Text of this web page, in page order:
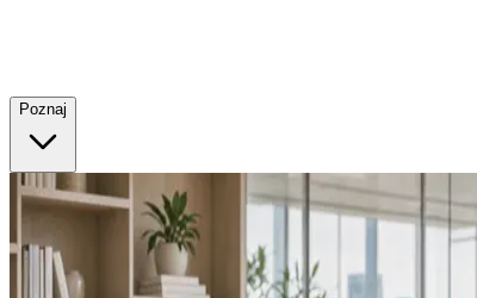
Poznaj